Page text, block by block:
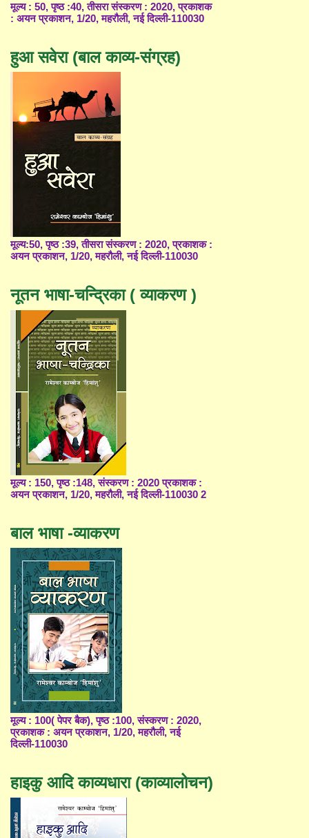
मूल्य : 50, पृष्ठ :40, तीसरा संस्करण : 2020, प्रकाशक
: अयन प्रकाशन, 1/20, महरौली, नई दिल्ली-110030
हुआ सवेरा (बाल काव्य-संग्रह)
मूल्य:50, पृष्ठ :39, तीसरा संस्करण : 2020, प्रकाशक :
अयन प्रकाशन, 1/20, महरौली, नई दिल्ली-110030
नूतन भाषा-चन्द्रिका ( व्याकरण )
मूल्य : 150, पृष्ठ :148, संस्करण : 2020 प्रकाशक :
अयन प्रकाशन, 1/20, महरौली, नई दिल्ली-110030 2
बाल भाषा -व्याकरण
मूल्य : 100( पेपर बैक), पृष्ठ :100, संस्करण : 2020,
प्रकाशक : अयन प्रकाशन, 1/20, महरौली, नई
दिल्ली-110030
हाइकु आदि काव्यधारा (काव्यालोचन)